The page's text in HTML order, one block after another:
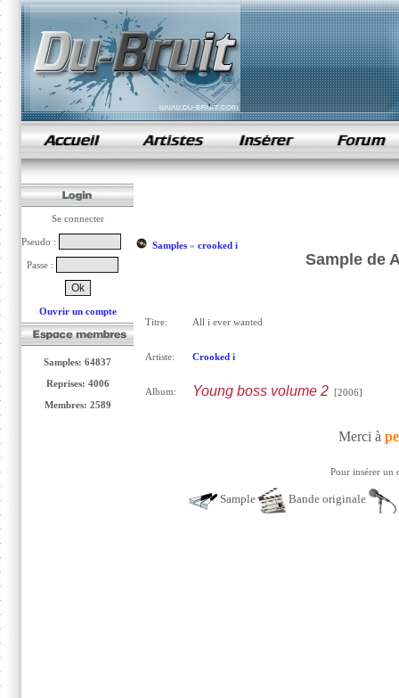
samples de rap
Se connecter
Pseudo :
Passe :
Ouvrir un compte
Samples: 64837
Reprises: 4006
Membres: 2589
Samples» crooked i
Sample de
Titre: All i ever wanted
Artiste: Crooked i
Album: Young boss volume 2[2006]
Merci à
Pour insérer un
Sample Bande originale